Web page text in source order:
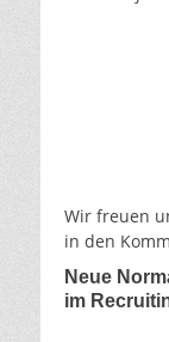
Wir freuen
in den
Neue
im